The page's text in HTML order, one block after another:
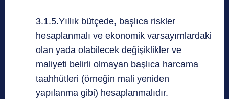
3.1.5.Yıllık bütçede, başlıca riskler
hesaplanmalı ve ekonomik varsayımlardaki
olan yada olabilecek değişiklikler ve
maliyeti belirli olmayan başlıca harcama
taahhütleri (örneğin mali yeniden
yapılanma gibi) hesaplanmalıdır.